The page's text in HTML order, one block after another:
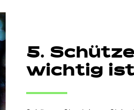
5.
wichtig ist